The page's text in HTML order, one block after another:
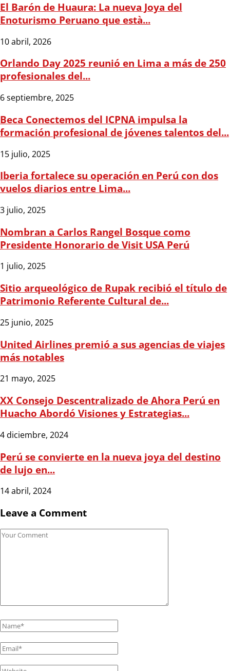
El Barón de Huaura: La nueva Joya del
Enoturismo Peruano que està...
10 abril, 2026
Orlando Day 2025 reunió en Lima a más de 250
profesionales del...
6 septiembre, 2025
Beca Conectemos del ICPNA impulsa la
formación profesional de jóvenes talentos del...
15 julio, 2025
Iberia fortalece su operación en Perú con dos
vuelos diarios entre Lima...
3 julio, 2025
Nombran a Carlos Rangel Bosque como
Presidente Honorario de Visit USA Perú
1 julio, 2025
Sitio arqueológico de Rupak recibió el título de
Patrimonio Referente Cultural de...
25 junio, 2025
United Airlines premió a sus agencias de viajes
más notables
21 mayo, 2025
XX Consejo Descentralizado de Ahora Perú en
Huacho Abordó Visiones y Estrategias...
4 diciembre, 2024
Perú se convierte en la nueva joya del destino
de lujo en...
14 abril, 2024
Leave a Comment